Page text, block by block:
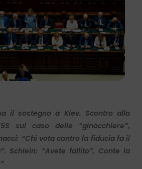
il sostegno a Kiev. Scontro alla
sul caso delle “ginocchiere”,
“Chi vota contro la fiducia fa il
Schlein: “Avete fallito”, Conte la